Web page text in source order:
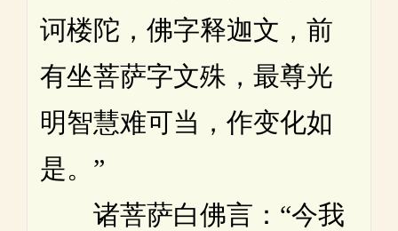
诃楼陀，佛字释迦文，前
有坐菩萨字文殊，最尊光
明智慧难可当，作变化如
是。”
诸菩萨白佛言：“今我